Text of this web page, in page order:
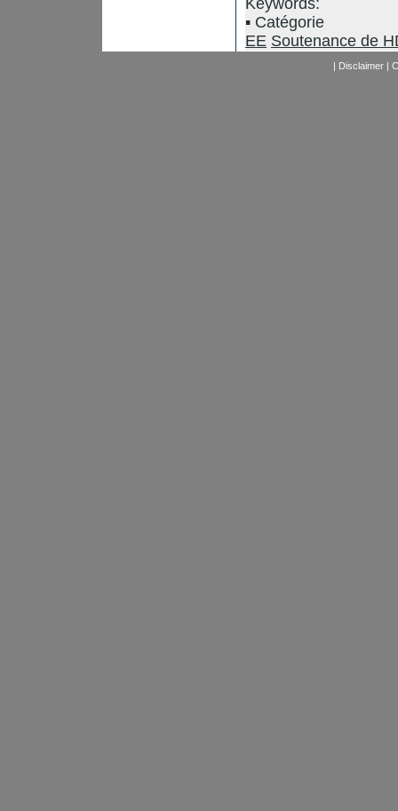
Catégorie
EE Soutenance de
| Disclaimer|